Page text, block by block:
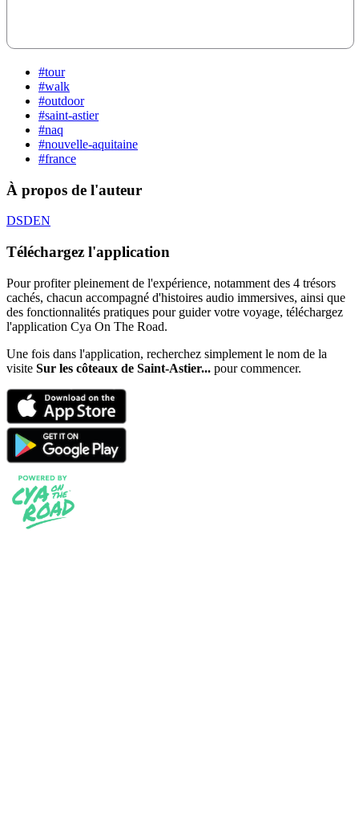
#tour
#walk
#outdoor
#saint-astier
#naq
#nouvelle-aquitaine
#france
À propos de l'auteur
DSDEN
Téléchargez l'application
Pour profiter pleinement de l'expérience, notamment des 4 trésors
cachés, chacun accompagné d'histoires audio immersives, ainsi que
des fonctionnalités pratiques pour guider votre voyage, téléchargez
l'application Cya On The Road.
Une fois dans l'application, recherchez simplement le nom de la
visite Sur les côteaux de Saint-Astier... pour commencer.